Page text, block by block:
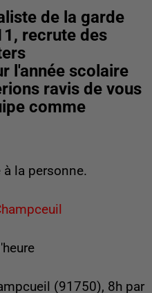
de la garde
recrute des
l'année scolaire
ravis de vous
comme
à la personne.
(91750), 8h par